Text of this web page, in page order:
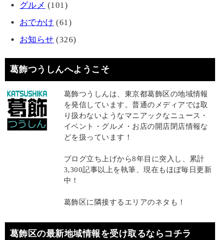
グルメ (101)
おでかけ (61)
お知らせ (326)
葛飾つうしんへようこそ
葛飾つうしんは、東京都葛飾区の地域情報
を発信しています。普通のメディアでは取
り扱わないようなマニアックなニュース・
イベント・グルメ・お店の開店閉店情報な
どを扱っています！
ブログ立ち上げから8年目に突入し、累計
3,300記事以上を執筆、現在もほぼ毎日更新
中！
葛飾区に隣接するエリアのネタも！
葛飾区の最新地域情報を受け取るならコチラ